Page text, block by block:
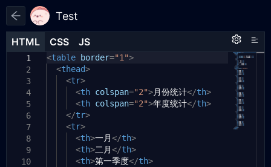
Test
HTML CSS JS
1
2
3
4
5
6
7
8
9
10
<table border="1">
<thead>
<tr>
<th colspan="2">月份统计</th>
<th colspan="2">年度统计</th>
</tr>
<tr>
<th>一月</th>
<th>二月</th>
<th>第一季度</th>
HTML CSS JS
1
2
3
4
5
6
/* 设置主体内容区域的高度和样式 */
.content
区域的高度 */
overflow-y: auto;
/* 垂直
滚动条 */
background-color:
#f0f0f0; /* 设置背景颜色 */
HTML CSS JS
1
2
3
4
5
6
7
8
varcount= 1
//度分秒转十进制
functiondecimalToDms
decimalDegrees) {
// 获取度数
const
decimalDegrees);
// 获取分